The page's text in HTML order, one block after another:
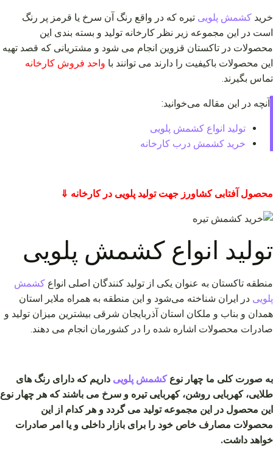
خرید کشمش پلویی تیره که در واقع رنگ آن سرخ یا قرمز پر رنگ
است در این مجموعه زیر نظر کارخانه تولید و بسته بندی این
محصولات در تاکستان قزوین انجام می شود و مشتریانی که قصد تهیه
این محصولات باکیفیت را دارند می توانند با واحد فروش کارخانه
تماس بگیرند.
آنچه در این مقاله می‌خوانید:
تولید انواع کشمش پلویی
خرید کشمش درب کارخانه
محصول آفتابی کشاورز جهت تولید پلویی در کارخانه ⇓
تولید انواع کشمش پلویی
منطقه تاکستان به عنوان یکی از تولید کنندگان اصلی انواع کشمش
پلویی در ایران شناخته می‌شود و این منطقه به همراه ملایر استان
همدان و بناب و ملکان استان آذربایجان شرقی بیشترین میزان تولید و
صادرات محصولات اشاره شده را در کشورمان انجام می دهند.
به صورت کلی ما چهار نوعکشمش پلویی داریم که دارای رنگ های
طلایی، کهربایی روشن، کهربایی تیره و سرخ می باشند که هر چهار نوع
این محصول در این مجموعه تولید می گردد و هر کدام از این
محصولات مصارف خاص خود را برای بازار داخلی و یا امر صادرات
خواهد داشت.